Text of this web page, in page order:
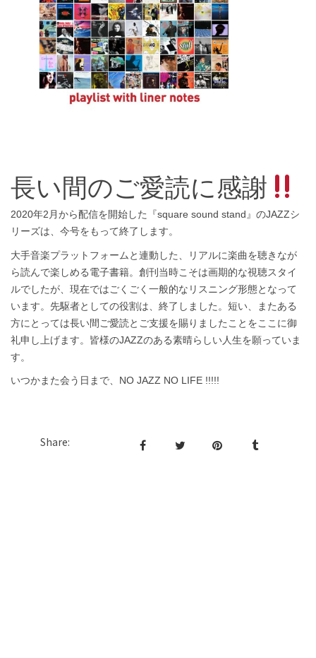
長い間のご愛読に感謝
2020年2月から配信を開始した『square sound stand』のJAZZシ
リーズは、今号をもって終了します。
大手音楽プラットフォームと連動した、リアルに楽曲を聴きなが
ら読んで楽しめる電子書籍。創刊当時こそは画期的な視聴スタイ
ルでしたが、現在ではごくごく一般的なリスニング形態となって
います。先駆者としての役割は、終了しました。短い、またある
方にとっては長い間ご愛読とご支援を賜りましたことをここに御
礼申し上げます。皆様のJAZZのある素晴らしい人生を願っていま
す。
いつかまた会う日まで、NO JAZZ NO LIFE !!!!!
Share: